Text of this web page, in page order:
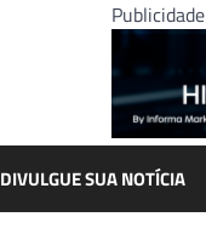
Publicidade
DIVULGUE SUA NOTÍCIA